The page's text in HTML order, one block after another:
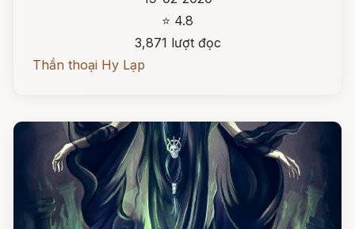
⭐ 4.8
3,871 lượt đọc
Thần thoại Hy Lạp